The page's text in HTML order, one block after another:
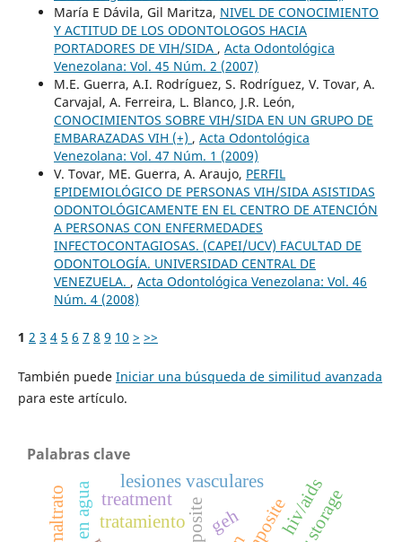
María E Dávila, Gil Maritza, NIVEL DE CONOCIMIENTO
Y ACTITUD DE LOS ODONTOLOGOS HACIA
PORTADORES DE VIH/SIDA , Acta Odontológica
Venezolana: Vol. 45 Núm. 2 (2007)
M.E. Guerra, A.I. Rodríguez, S. Rodríguez, V. Tovar, A.
Carvajal, A. Ferreira, L. Blanco, J.R. León,
CONOCIMIENTOS SOBRE VIH/SIDA EN UN GRUPO DE
EMBARAZADAS VIH (+) , Acta Odontológica
Venezolana: Vol. 47 Núm. 1 (2009)
V. Tovar, ME. Guerra, A. Araujo, PERFIL
EPIDEMIOLÓGICO DE PERSONAS VIH/SIDA ASISTIDAS
ODONTOLÓGICAMENTE EN EL CENTRO DE ATENCIÓN
A PERSONAS CON ENFERMEDADES
INFECTOCONTAGIOSAS. (CAPEI/UCV) FACULTAD DE
ODONTOLOGÍA. UNIVERSIDAD CENTRAL DE
VENEZUELA. , Acta Odontológica Venezolana: Vol. 46
Núm. 4 (2008)
1 2 3 4 5 6 7 8 9 10 > >>
También puede Iniciar una búsqueda de similitud avanzada
para este artículo.
Palabras clave
lesiones vasculares
tratamiento
treatment hiv/aids
geh